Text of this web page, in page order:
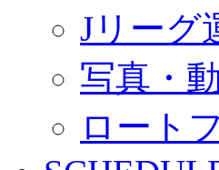
Jリーグ
写真・
ロート